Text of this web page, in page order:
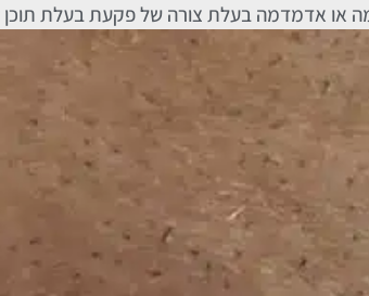
או אדמדמה בעלת צורה של פקעת בעלת תוכן